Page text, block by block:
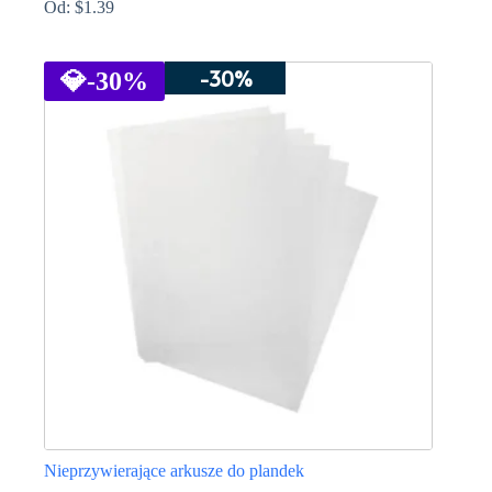
Od: $1.39
ma
wiele
💎-30% -30%
Nieprzywierające arkusze do plandek